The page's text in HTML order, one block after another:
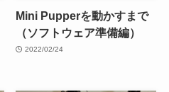
Mini Pupperを動かすまで
（ソフトウェア準備編）
2022/02/24